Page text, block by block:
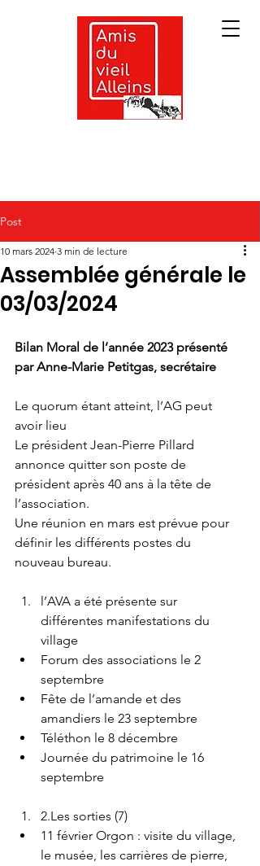
Post
Assemblée générale le
03/03/2024
10 mars 2024 3 min de lecture
Bilan Moral de l’année 2023 présenté
par Anne-Marie Petitgas, secrétaire
Le quorum étant atteint, l’AG peut
avoir lieu
Le président Jean-Pierre Pillard
annonce quitter son poste de
président après 40 ans à la tête de
l’association.
Une réunion en mars est prévue pour
définir les différents postes du
nouveau bureau.
l’AVA a été présente sur
différentes manifestations du
village
Forum des associations le 2
septembre
Fête de l’amande et des
amandiers le 23 septembre
Téléthon le 8 décembre
Journée du patrimoine le 16
septembre
2.Les sorties (7)
11 février Orgon : visite du village,
le musée, les carrières de pierre,